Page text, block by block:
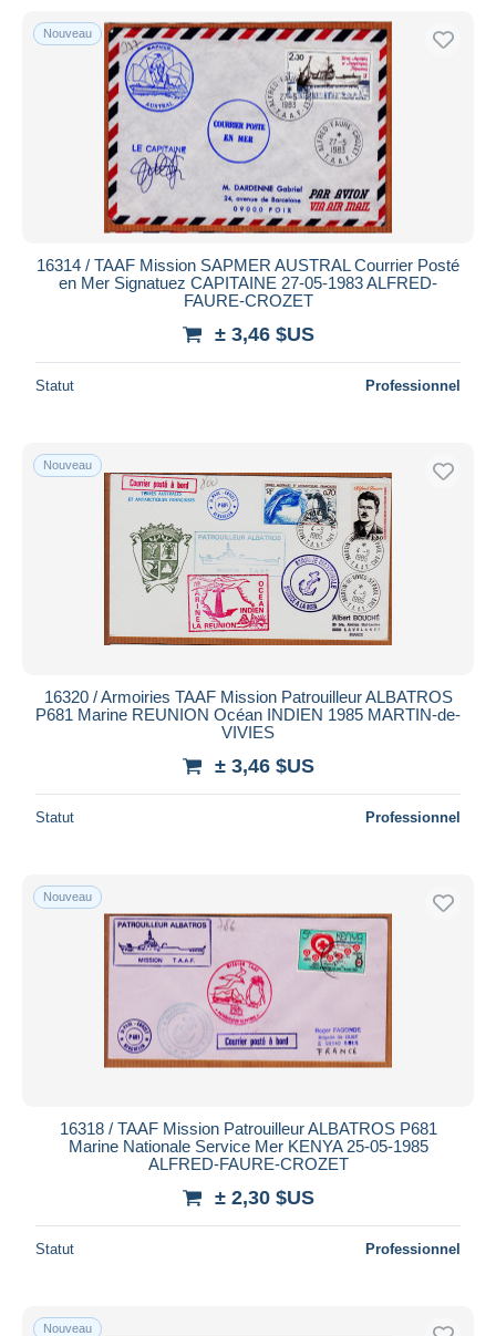
Nouveau
16314 / TAAF Mission SAPMER AUSTRAL Courrier Posté
en Mer Signatuez CAPITAINE 27-05-1983 ALFRED-
FAURE-CROZET
± 3,46 $US
Statut Professionnel
Nouveau
16320 / Armoiries TAAF Mission Patrouilleur ALBATROS
P681 Marine REUNION Océan INDIEN 1985 MARTIN-de-
VIVIES
± 3,46 $US
Statut Professionnel
Nouveau
16318 / TAAF Mission Patrouilleur ALBATROS P681
Marine Nationale Service Mer KENYA 25-05-1985
ALFRED-FAURE-CROZET
± 2,30 $US
Statut Professionnel
Nouveau